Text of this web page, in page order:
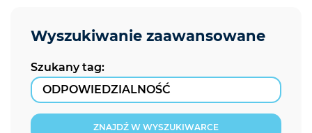
Szukany tag:
ZNAJDŹ W WYSZUKIWARCE